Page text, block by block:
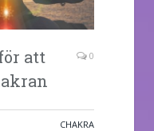
att
0
CHAKRA